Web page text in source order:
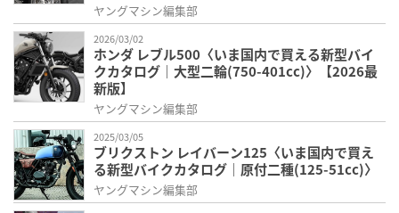
ヤングマシン編集部
2026/03/02
ホンダ レブル500〈いま国内で買える新型バイ
クカタログ｜大型二輪(750-401cc)〉【2026最
新版】
ヤングマシン編集部
2025/03/05
ブリクストン レイバーン125〈いま国内で買え
る新型バイクカタログ｜原付二種(125-51cc)〉
ヤングマシン編集部